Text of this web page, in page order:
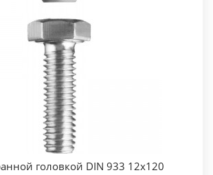
головкой DIN 933 12х120